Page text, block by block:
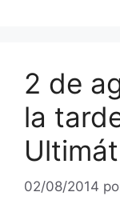
2 de
la
02/08/2014